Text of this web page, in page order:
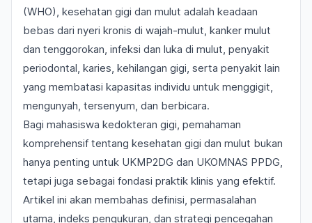
(WHO), kesehatan gigi dan mulut adalah keadaan
bebas dari nyeri kronis di wajah-mulut, kanker mulut
dan tenggorokan, infeksi dan luka di mulut, penyakit
periodontal, karies, kehilangan gigi, serta penyakit lain
yang membatasi kapasitas individu untuk menggigit,
mengunyah, tersenyum, dan berbicara.
Bagi mahasiswa kedokteran gigi, pemahaman
komprehensif tentang kesehatan gigi dan mulut bukan
hanya penting untuk UKMP2DG dan UKOMNAS PPDG,
tetapi juga sebagai fondasi praktik klinis yang efektif.
Artikel ini akan membahas definisi, permasalahan
utama, indeks pengukuran, dan strategi pencegahan